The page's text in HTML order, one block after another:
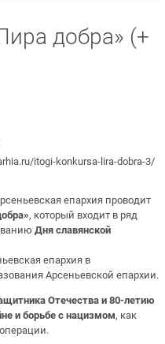
добра» (+
itogi-konkursa-lira-dobra-3/
епархия проводит
, который входит в ряд
Дня славянской
епархия в
Арсеньевской епархии.
Отечества и 80-летию
и борьбе с нацизмом, как